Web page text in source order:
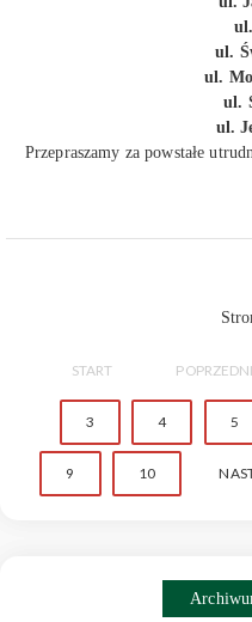
ul.
ul.
ul.
ul.
Przepraszamy za powstałe
START
3 4 5
9 10